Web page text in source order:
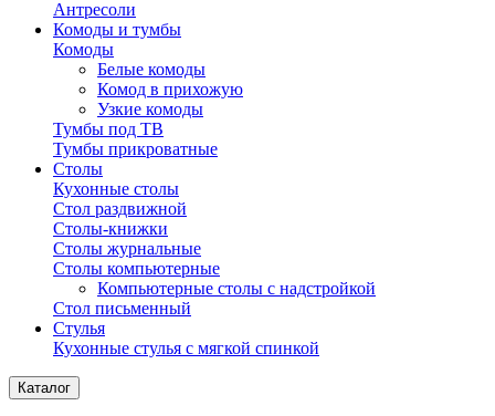
Антресоли
Комоды и тумбы
Комоды
Белые комоды
Комод в прихожую
Узкие комоды
Тумбы под ТВ
Тумбы прикроватные
Столы
Кухонные столы
Стол раздвижной
Столы-книжки
Столы журнальные
Столы компьютерные
Компьютерные столы с надстройкой
Стол письменный
Стулья
Кухонные стулья с мягкой спинкой
Каталог